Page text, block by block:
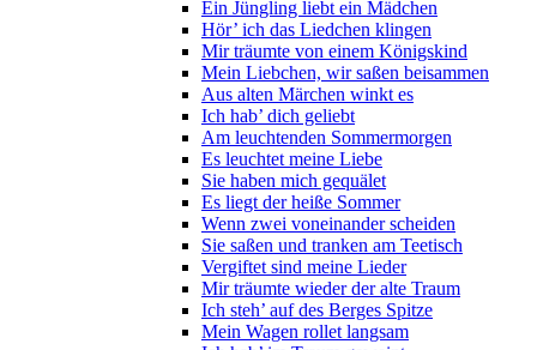
Ein Jüngling liebt ein Mädchen
Hör’ ich das Liedchen klingen
Mir träumte von einem Königskind
Mein Liebchen, wir saßen beisammen
Aus alten Märchen winkt es
Ich hab’ dich geliebt
Am leuchtenden Sommermorgen
Es leuchtet meine Liebe
Sie haben mich gequälet
Es liegt der heiße Sommer
Wenn zwei voneinander scheiden
Sie saßen und tranken am Teetisch
Vergiftet sind meine Lieder
Mir träumte wieder der alte Traum
Ich steh’ auf des Berges Spitze
Mein Wagen rollet langsam